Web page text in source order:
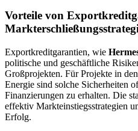
Vorteile von
Exportkreditgarantien, wie
politische und geschäftliche
Großprojekten. Für Projekte in
Energie sind solche Sicherheiten
Finanzierungen zu erhalten. Die
effektiv Markteinstiegsstrategien
Erfolg.